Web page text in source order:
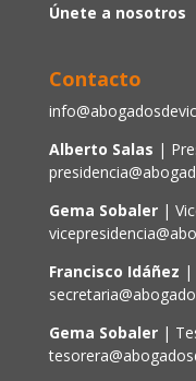
Únete a nosotros
Contacto
Alberto Salas |
Gema Sobaler |
Francisco Idáñez |
Gema Sobaler|